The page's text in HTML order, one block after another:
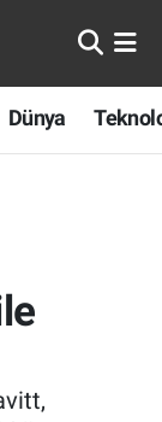
Dünya